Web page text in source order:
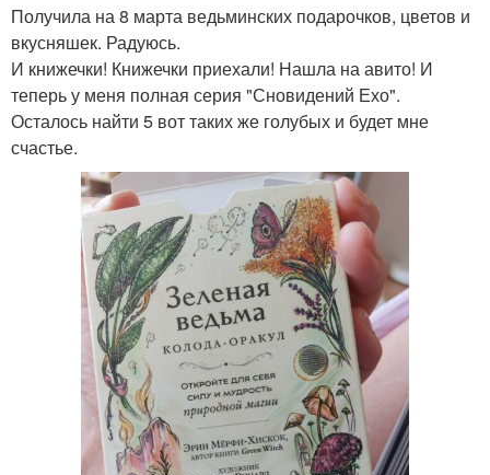
Получила на 8 марта ведьминских подарочков, цветов и
вкусняшек. Радуюсь.
И книжечки! Книжечки приехали! Нашла на авито! И
теперь у меня полная серия "Сновидений Ехо".
Осталось найти 5 вот таких же голубых и будет мне
счастье.